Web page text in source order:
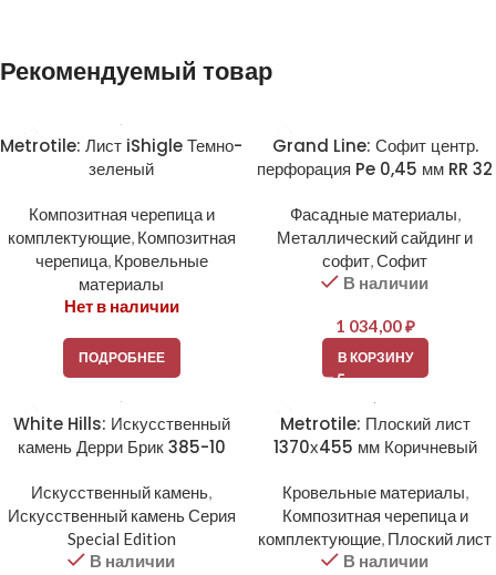
Рекомендуемый товар
Metrotile: Лист iShigle Темно-
зеленый
Композитная черепица и
комплектующие, Композитная
черепица, Кровельные
материалы
Нет в наличии
ПОДРОБНЕЕ
Grand Line: Софит центр.
перфорация Pe 0,45 мм RR 32
Фасадные материалы,
Металлический сайдинг и
софит,Софит
В наличии
1 034,00₽
В КОРЗИНУ
White Hills: Искусственный
камень Дерри Брик 385-10
Искусственный камень,
Искусственный камень Серия
Special Edition
В наличии
Metrotile: Плоский лист
1370х455 мм Коричневый
Кровельные материалы,
Композитная черепица и
комплектующие, Плоский лист
В наличии